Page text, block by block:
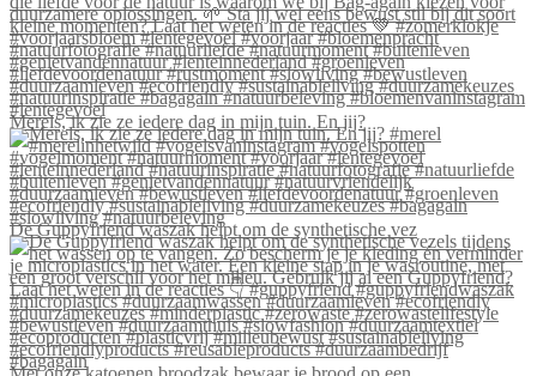
Merels, ik zie ze iedere dag in mijn tuin. En jij?
De Guppyfriend waszak helpt om de synthetische vez